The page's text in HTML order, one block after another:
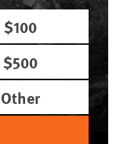
$100
$500
Other